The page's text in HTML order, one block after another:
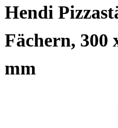
Hendi
Fächern, 300
mm